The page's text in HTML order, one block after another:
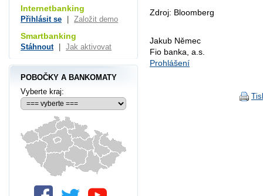
Zdroj: Bloomberg
Jakub Němec
Fio banka, a.s.
Prohlášení
Internetbanking
Přihlásit se Založit demo
Smartbanking
Stáhnout Jak aktivovat
POBOČKY A BANKOMATY
Vyberte kraj: